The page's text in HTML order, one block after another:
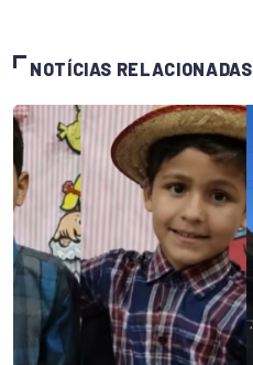
NOTÍCIAS RELACIONADAS